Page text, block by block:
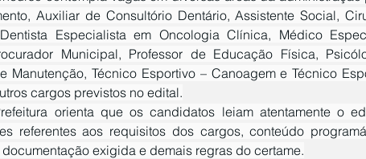
Auxiliar de Consultório Dentário, Assistente Social,
Especialista em Oncologia Clínica, Médico
Municipal, Professor de Educação Física,
Manutenção, Técnico Esportivo – Canoagem e Técnico
cargos previstos no edital.
referentes aos requisitos dos cargos, conteúdo
exigida e demais regras do certame.